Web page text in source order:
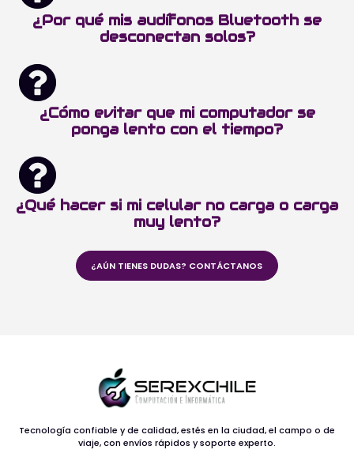
¿Por qué mis audífonos Bluetooth se
desconectan solos?
¿Cómo evitar que mi computador se
ponga lento con el tiempo?
¿Qué hacer si mi celular no carga o carga
muy lento?
¿AÚN TIENES DUDAS? CONTÁCTANOS
Tecnología confiable y de calidad, estés en la ciudad, el campo o de
viaje, con envíos rápidos y soporte experto.